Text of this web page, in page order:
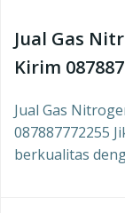
Jual Gas
Kirim
Jual Gas
087887772255
berkualitas